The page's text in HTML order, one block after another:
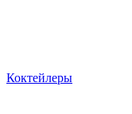
Коктейлеры